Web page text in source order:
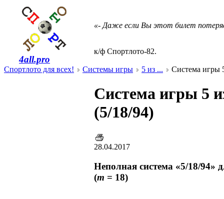
4all.pro
«- Даже если Вы этот билет
к/ф Спортлото-82.
Спортлото для всех! Системы игры 5 из ... Система игры
Система игры 5
(5/18/94)
28.04.2017
Неполная система «5/18/94»
(m = 18)